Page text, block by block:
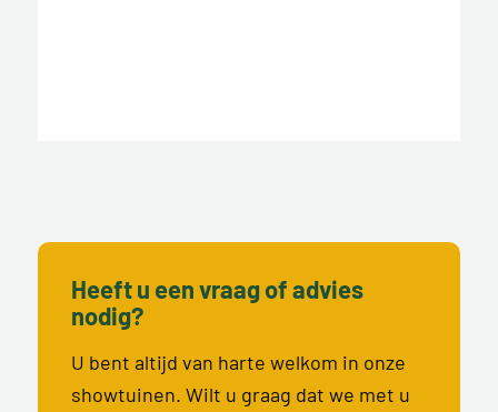
Heeft u een vraag of advies
nodig?
U bent altijd van harte welkom in onze
showtuinen. Wilt u graag dat we met u